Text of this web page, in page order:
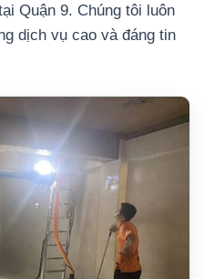
Quận 9. Chúng tôi luôn
dịch vụ cao và đáng tin